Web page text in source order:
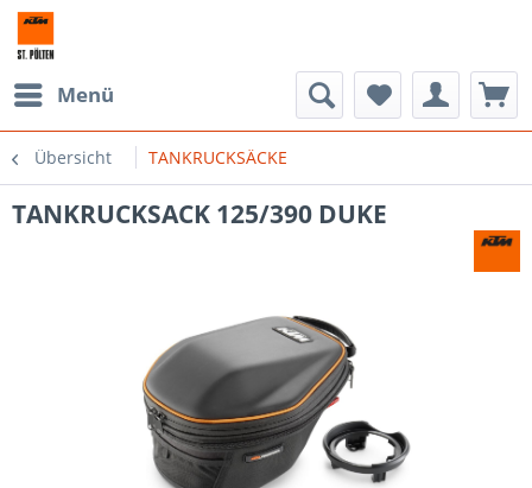
Menü
Übersicht TANKRUCKSÄCKE
TANKRUCKSACK 125/390 DUKE